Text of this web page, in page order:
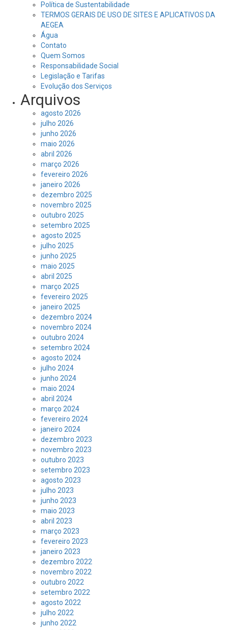
Política de Sustentabilidade
TERMOS GERAIS DE USO DE SITES E APLICATIVOS DA
AEGEA
Água
Contato
Quem Somos
Responsabilidade Social
Legislação e Tarifas
Evolução dos Serviços
Arquivos
agosto 2026
julho 2026
junho 2026
maio 2026
abril 2026
março 2026
fevereiro 2026
janeiro 2026
dezembro 2025
novembro 2025
outubro 2025
setembro 2025
agosto 2025
julho 2025
junho 2025
maio 2025
abril 2025
março 2025
fevereiro 2025
janeiro 2025
dezembro 2024
novembro 2024
outubro 2024
setembro 2024
agosto 2024
julho 2024
junho 2024
maio 2024
abril 2024
março 2024
fevereiro 2024
janeiro 2024
dezembro 2023
novembro 2023
outubro 2023
setembro 2023
agosto 2023
julho 2023
junho 2023
maio 2023
abril 2023
março 2023
fevereiro 2023
janeiro 2023
dezembro 2022
novembro 2022
outubro 2022
setembro 2022
agosto 2022
julho 2022
junho 2022